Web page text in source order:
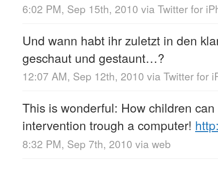
6:02 PM, Sep 15th, 2010 via Twitter for
Und wann habt ihr zuletzt in den
geschaut und gestaunt…?
12:07 AM, Sep 12th, 2010 via Twitter for
This is wonderful: How children
intervention trough a computer!
8:32 PM, Sep 7th, 2010 via web